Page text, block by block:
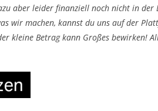
aber leider finanziell noch nicht in der
wir machen, kannst du uns auf der
kleine Betrag kann Großes bewirken!